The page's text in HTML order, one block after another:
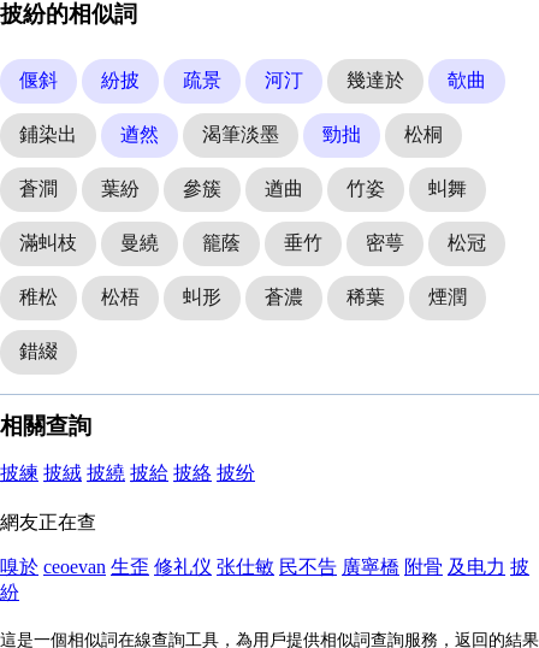
披紛的相似詞
偃斜 紛披 疏景 河汀 幾達於 欹曲
鋪染出 遒然 渴筆淡墨 勁拙 松桐
蒼澗 葉紛 參簇 遒曲 竹姿 虯舞
滿虯枝 曼繞 籠蔭 垂竹 密萼 松冠
稚松 松梧 虯形 蒼濃 稀葉 煙潤
錯綴
相關查詢
披練 披絨 披繞 披給 披絡 披纷
網友正在查
嗅於 ceoevan 生歪 修礼仪 张仕敏 民不告 廣寧橋 附骨 及电力 披
紛
這是一個相似詞在線查詢工具，為用戶提供相似詞查詢服務，返回的結果